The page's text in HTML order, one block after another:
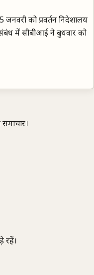
को प्रवर्तन निदेशालय
में सीबीआई ने बुधवार को
रहें।